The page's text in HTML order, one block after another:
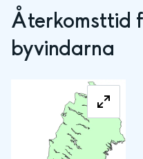
Återkomsttid
byvindarna